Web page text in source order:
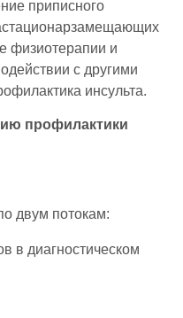
приписного
физиотерапии и
с другими
инсульта.
профилактики
двум потокам:
в диагностическом